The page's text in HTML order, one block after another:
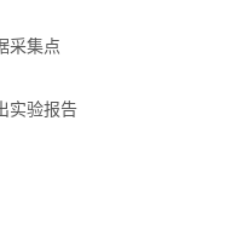
采集点
实验报告